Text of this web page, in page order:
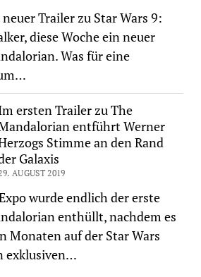
Trailer zu Star Wars 9:
diese Woche ein neuer
Was für eine
ersten Trailer zu The
entführt Werner
Stimme an den Rand
Galaxis
AUGUST 2019
wurde endlich der erste
enthüllt, nachdem es
Monaten auf der Star Wars
exklusiven…